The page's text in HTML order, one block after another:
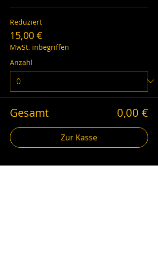
Reduziert
15,00 €
MwSt. inbegriffen
Anzahl
Gesamt 0,00 €
Zur Kasse